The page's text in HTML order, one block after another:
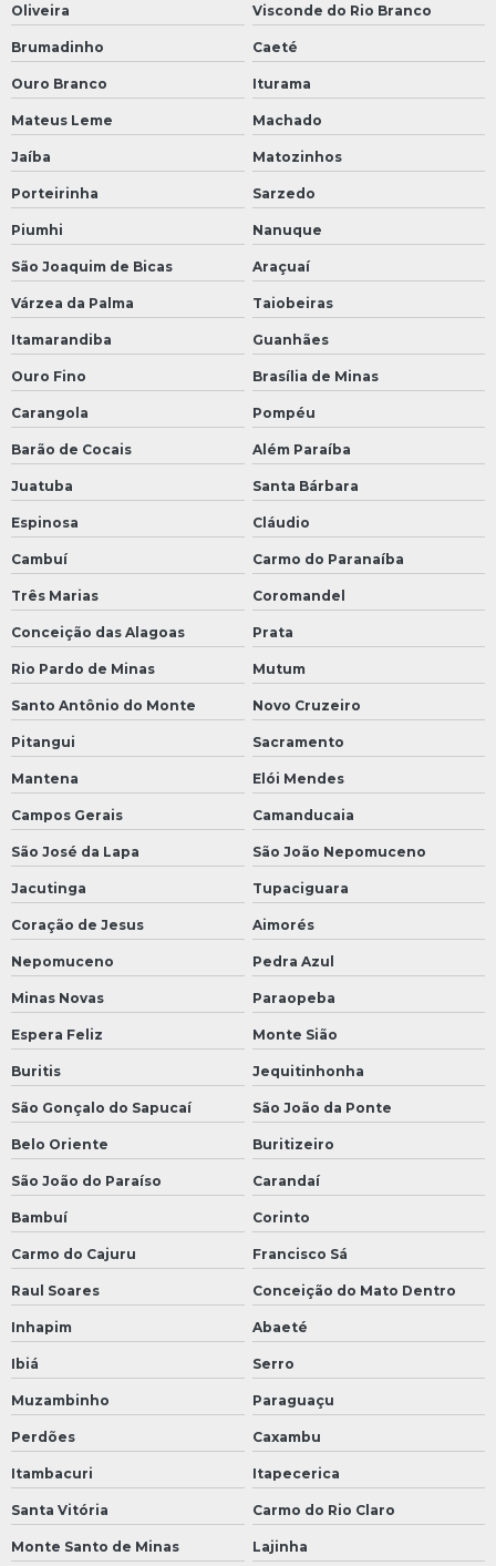
Oliveira Visconde do Rio Branco
Brumadinho Caeté
Ouro Branco Iturama
Mateus Leme Machado
Jaíba Matozinhos
Porteirinha Sarzedo
Piumhi Nanuque
São Joaquim de Bicas Araçuaí
Várzea da Palma Taiobeiras
Itamarandiba Guanhães
Ouro Fino Brasília de Minas
Carangola Pompéu
Barão de Cocais Além Paraíba
Juatuba Santa Bárbara
Espinosa Cláudio
Cambuí Carmo do Paranaíba
Três Marias Coromandel
Conceição das Alagoas Prata
Rio Pardo de Minas Mutum
Santo Antônio do Monte Novo Cruzeiro
Pitangui Sacramento
Mantena Elói Mendes
Campos Gerais Camanducaia
São José da Lapa São João Nepomuceno
Jacutinga Tupaciguara
Coração de Jesus Aimorés
Nepomuceno Pedra Azul
Minas Novas Paraopeba
Espera Feliz Monte Sião
Buritis Jequitinhonha
São Gonçalo do Sapucaí São João da Ponte
Belo Oriente Buritizeiro
São João do Paraíso Carandaí
Bambuí Corinto
Carmo do Cajuru Francisco Sá
Raul Soares Conceição do Mato Dentro
Inhapim Abaeté
Ibiá Serro
Muzambinho Paraguaçu
Perdões Caxambu
Itambacuri Itapecerica
Santa Vitória Carmo do Rio Claro
Monte Santo de Minas Lajinha